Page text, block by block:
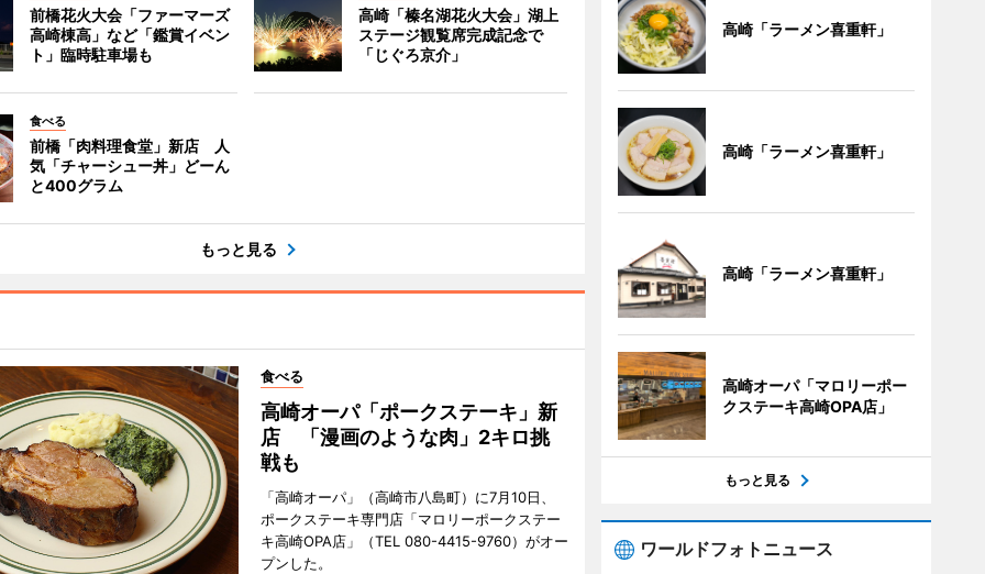
前橋花火大会「ファーマーズ
高崎棟高」など「鑑賞イベン
ト」臨時駐車場も
高崎「榛名湖花火大会」湖上
ステージ観覧席完成記念で
「じぐろ京介」
食べる
前橋「肉料理食堂」新店 人
気「チャーシュー丼」どーん
と400グラム
もっと見る
食べる
高崎オーパ「ポークステーキ」新
店 「漫画のような肉」2キロ挑
戦も
「高崎オーパ」（高崎市八島町）に7月10日、
ポークステーキ専門店「マロリーポークステー
キ高崎OPA店」（TEL 080-4415-9760）がオー
プンした。
高崎「ラーメン喜重軒」
高崎「ラーメン喜重軒」
高崎「ラーメン喜重軒」
高崎オーパ「マロリーポー
クステーキ高崎OPA店」
もっと見る
ワールドフォトニュース